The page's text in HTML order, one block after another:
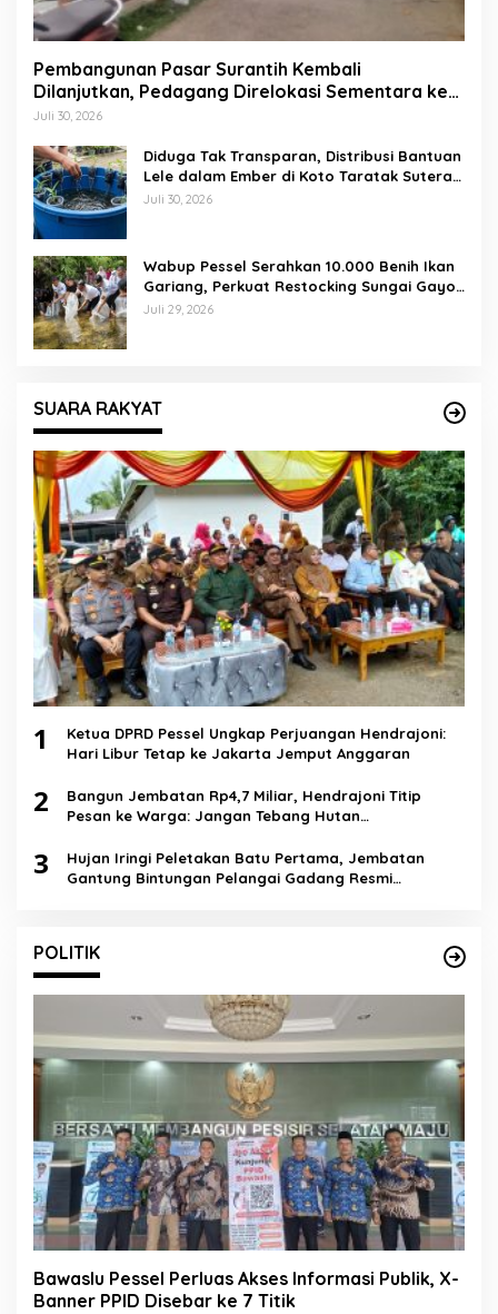
Pembangunan Pasar Surantih Kembali
Dilanjutkan, Pedagang Direlokasi Sementara ke
Lapangan Gadih Basanai
Juli 30, 2026
Diduga Tak Transparan, Distribusi Bantuan
Lele dalam Ember di Koto Taratak Sutera
Tuai Sorotan Warga
Juli 30, 2026
Wabup Pessel Serahkan 10.000 Benih Ikan
Gariang, Perkuat Restocking Sungai Gayo
demi Kelestarian Perairan
Juli 29, 2026
SUARA RAKYAT
1
Ketua DPRD Pessel Ungkap Perjuangan Hendrajoni:
Hari Libur Tetap ke Jakarta Jemput Anggaran
2
Bangun Jembatan Rp4,7 Miliar, Hendrajoni Titip
Pesan ke Warga: Jangan Tebang Hutan
3
Hujan Iringi Peletakan Batu Pertama, Jembatan
Gantung Bintungan Pelangai Gadang Resmi
POLITIK
Bawaslu Pessel Perluas Akses Informasi Publik, X-
Banner PPID Disebar ke 7 Titik